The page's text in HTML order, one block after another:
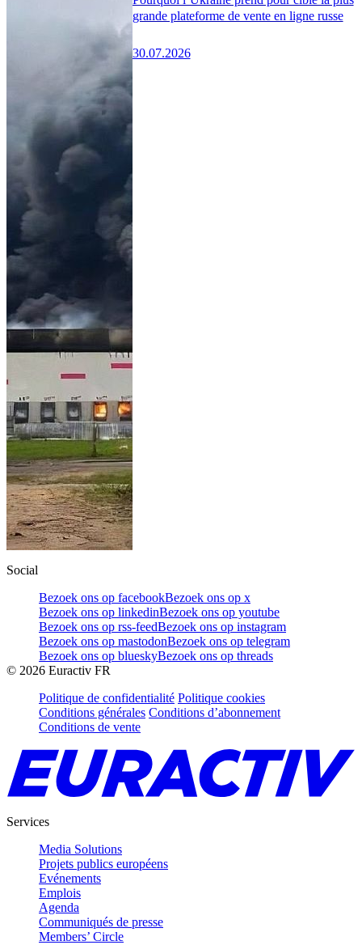
grande plateforme de vente en ligne russe
30.07.2026
Social
Bezoek ons op facebookBezoek ons op x
Bezoek ons op linkedinBezoek ons op youtube
Bezoek ons op rss-feedBezoek ons op instagram
Bezoek ons op mastodonBezoek ons op telegram
Bezoek ons op blueskyBezoek ons op threads
© 2026 Euractiv FR
Politique de confidentialité Politique cookies
Conditions générales Conditions d’abonnement
Conditions de vente
Services
Media Solutions
Projets publics européens
Evénements
Emplois
Agenda
Communiqués de presse
Members’ Circle